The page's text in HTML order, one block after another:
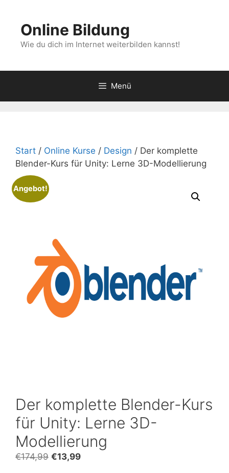
springenOnline Bildung
Wie du dich im Internet weiterbilden kannst!
Menü
Start / Online Kurse / Design / Der komplette
Blender-Kurs für Unity: Lerne 3D-Modellierung
Angebot!
Der komplette Blender-Kurs
für Unity: Lerne 3D-
Modellierung
€174,99 Ursprünglicher
€13,99Aktueller